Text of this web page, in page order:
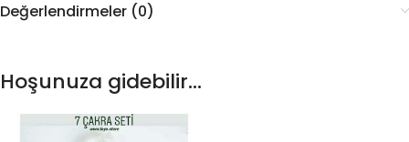
Değerlendirmeler (0)
Hoşunuza gidebilir…